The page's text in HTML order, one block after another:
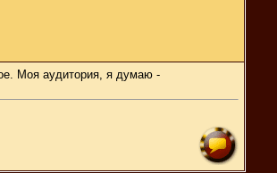
Моя аудитория, я думаю -